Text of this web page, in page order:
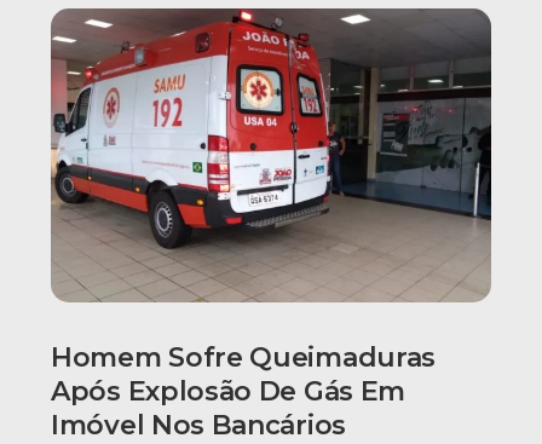
Homem Sofre Queimaduras
Após Explosão De Gás Em
Imóvel Nos Bancários